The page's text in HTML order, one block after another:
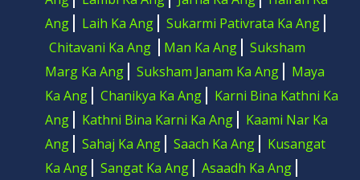
Ang
Laih Ka Ang
Sukarmi Pativrata Ka Ang
Chitavani Ka Ang
Man Ka Ang
Suksham
Marg Ka Ang
Suksham Janam Ka Ang
Maya
Ka Ang
Chanikya Ka Ang
Karni Bina Kathni Ka
Ang
Kathni Bina Karni Ka Ang
Kaami Nar Ka
Ang
Sahaj Ka Ang Saach Ka Ang
Kusangat
Ka Ang
Sangat Ka Ang
Asaadh Ka Ang